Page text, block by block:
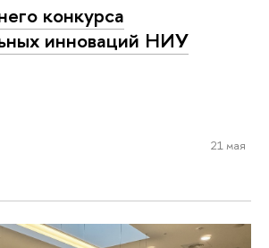
конкурса
инноваций НИУ
21 мая